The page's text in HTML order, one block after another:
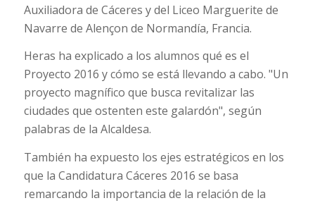
Auxiliadora de Cáceres y del Liceo Marguerite de
Navarre de Alençon de Normandía, Francia.
Heras ha explicado a los alumnos qué es el
Proyecto 2016 y cómo se está llevando a cabo. "Un
proyecto magnífico que busca revitalizar las
ciudades que ostenten este galardón", según
palabras de la Alcaldesa.
También ha expuesto los ejes estratégicos en los
que la Candidatura Cáceres 2016 se basa
remarcando la importancia de la relación de la